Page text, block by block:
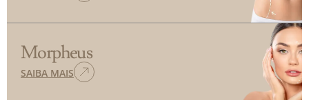
Morpheus
SAIBA MAIS